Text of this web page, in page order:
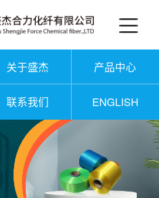
关于盛杰 产品中心
联系我们 ENGLISH